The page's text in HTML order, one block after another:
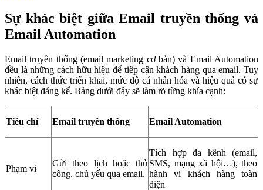
Sự khác biệt giữa Email truyền thống và
Email Automation
Email truyền thống (email marketing cơ bản) và Email Automation
đều là những cách hữu hiệu để tiếp cận khách hàng qua email. Tuy
nhiên, cách thức triển khai, mức độ cá nhân hóa và hiệu quả có sự
khác biệt đáng kể. Bảng dưới đây sẽ làm rõ từng khía cạnh:
Tiêu chí Email truyền thống Email Automation
Phạm vi
Gửi theo lịch hoặc thủ
công, chủ yếu qua email.
Tích hợp đa kênh (email,
SMS, mạng xã hội…), theo
hành vi khách hàng toàn
diện